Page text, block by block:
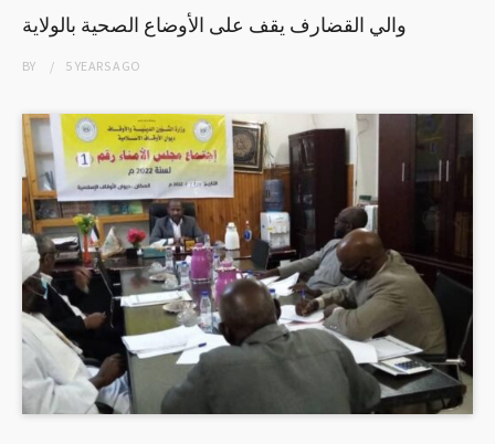
والي القضارف يقف على الأوضاع الصحية بالولاية
BY 5 YEARSAGO